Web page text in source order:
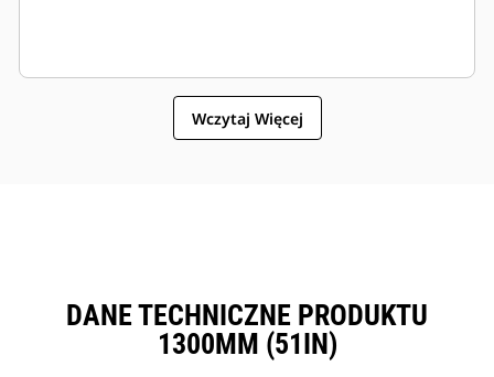
Wczytaj Więcej
DANE TECHNICZNE PRODUKTU
1300MM (51IN)